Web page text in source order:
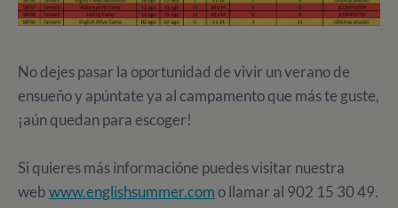
No dejes pasar la oportunidad de vivir un verano de
ensueño y apúntate ya al campamento que más te guste,
¡aún quedan para escoger!
Si quieres más informacióne puedes visitar nuestra
webwww.englishsummer.como llamar al 902 15 30 49.